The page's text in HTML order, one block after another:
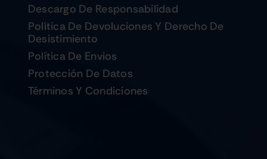
Descargo De Responsabilidad
Política De Devoluciones Y Derecho De
Desistimiento
Política De Envios
Protección De Datos
Términos Y Condiciones